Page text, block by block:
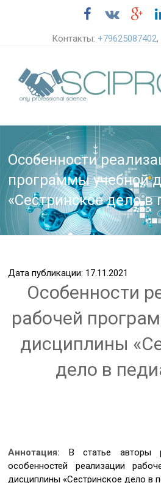
Контакты:+79625087402,
Особенности
программы учебной
«Сестринское дело в
Дата публикации: 17.11.2021
Особенности
рабочей
дисциплины
дело в
Аннотация: В статье авторы
особенностей реализации
дисциплины «Сестринское дело в